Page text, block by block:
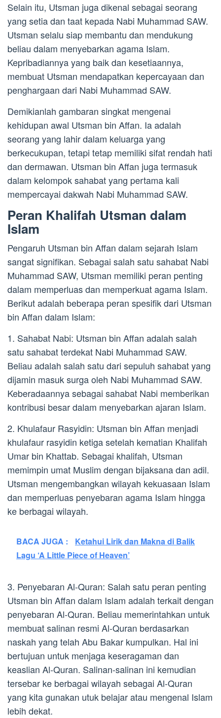
Selain itu, Utsman juga dikenal sebagai seorang
yang setia dan taat kepada Nabi Muhammad SAW.
Utsman selalu siap membantu dan mendukung
beliau dalam menyebarkan agama Islam.
Kepribadiannya yang baik dan kesetiaannya,
membuat Utsman mendapatkan kepercayaan dan
penghargaan dari Nabi Muhammad SAW.
Demikianlah gambaran singkat mengenai
kehidupan awal Utsman bin Affan. Ia adalah
seorang yang lahir dalam keluarga yang
berkecukupan, tetapi tetap memiliki sifat rendah hati
dan dermawan. Utsman bin Affan juga termasuk
dalam kelompok sahabat yang pertama kali
mempercayai dakwah Nabi Muhammad SAW.
Peran Khalifah Utsman dalam
Islam
Pengaruh Utsman bin Affan dalam sejarah Islam
sangat signifikan. Sebagai salah satu sahabat Nabi
Muhammad SAW, Utsman memiliki peran penting
dalam memperluas dan memperkuat agama Islam.
Berikut adalah beberapa peran spesifik dari Utsman
bin Affan dalam Islam:
1. Sahabat Nabi: Utsman bin Affan adalah salah
satu sahabat terdekat Nabi Muhammad SAW.
Beliau adalah salah satu dari sepuluh sahabat yang
dijamin masuk surga oleh Nabi Muhammad SAW.
Keberadaannya sebagai sahabat Nabi memberikan
kontribusi besar dalam menyebarkan ajaran Islam.
2. Khulafaur Rasyidin: Utsman bin Affan menjadi
khulafaur rasyidin ketiga setelah kematian Khalifah
Umar bin Khattab. Sebagai khalifah, Utsman
memimpin umat Muslim dengan bijaksana dan adil.
Utsman mengembangkan wilayah kekuasaan Islam
dan memperluas penyebaran agama Islam hingga
ke berbagai wilayah.
BACA JUGA :
Ketahui Lirik dan Makna di Balik
Lagu ‘A Little Piece of Heaven’
3. Penyebaran Al-Quran: Salah satu peran penting
Utsman bin Affan dalam Islam adalah terkait dengan
penyebaran Al-Quran. Beliau memerintahkan untuk
membuat salinan resmi Al-Quran berdasarkan
naskah yang telah Abu Bakar kumpulkan. Hal ini
bertujuan untuk menjaga keseragaman dan
keaslian Al-Quran. Salinan-salinan ini kemudian
tersebar ke berbagai wilayah sebagai Al-Quran
yang kita gunakan utuk belajar atau mengenal Islam
lebih dekat.